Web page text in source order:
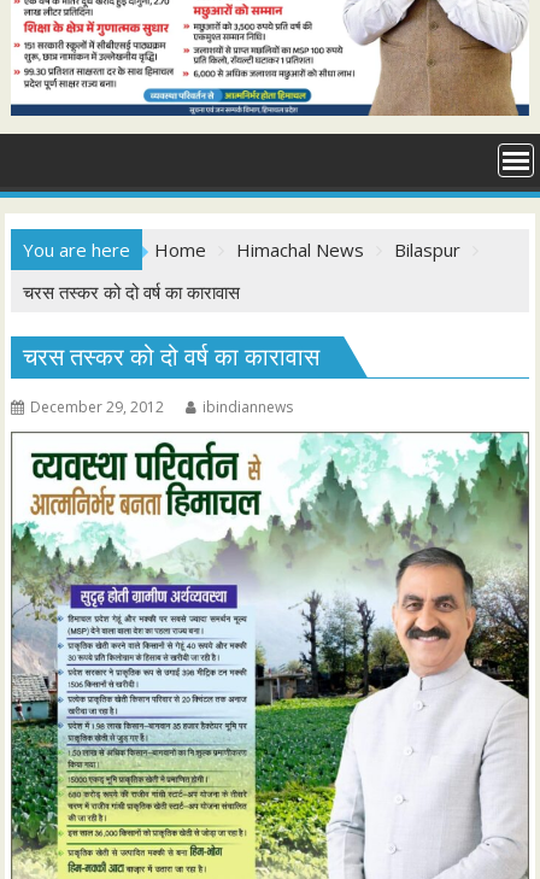
You are here Home Himachal News
Bilaspur
चरस तस्कर को दो वर्ष का कारावास
चरस तस्कर को दो वर्ष का कारावास
December 29, 2012 ibindiannews